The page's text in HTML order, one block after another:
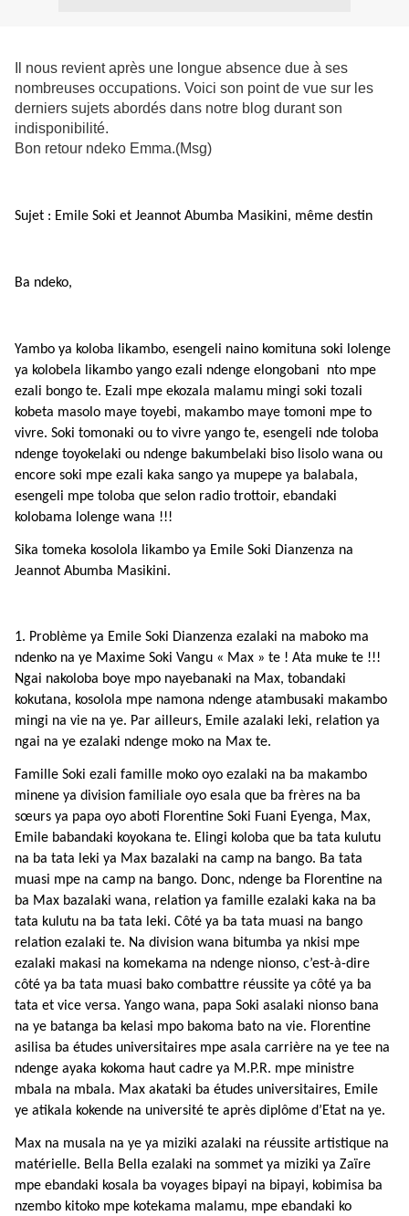
Il nous revient après une longue absence due à ses
nombreuses occupations. Voici son point de vue sur les
derniers sujets abordés dans notre blog durant son
indisponibilité.
Bon retour ndeko Emma.(Msg)
Sujet : Emile Soki et Jeannot Abumba Masikini, même destin
Ba ndeko,
Yambo ya koloba likambo, esengeli naino komituna soki lolenge
ya kolobela likambo yango ezali ndenge elongobani nto mpe
ezali bongo te. Ezali mpe ekozala malamu mingi soki tozali
kobeta masolo maye toyebi, makambo maye tomoni mpe to
vivre. Soki tomonaki ou to vivre yango te, esengeli nde toloba
ndenge toyokelaki ou ndenge bakumbelaki biso lisolo wana ou
encore soki mpe ezali kaka sango ya mupepe ya balabala,
esengeli mpe toloba que selon radio trottoir, ebandaki
kolobama lolenge wana !!!
Sika tomeka kosolola likambo ya Emile Soki Dianzenza na
Jeannot Abumba Masikini.
1. Problème ya Emile Soki Dianzenza ezalaki na maboko ma
ndenko na ye Maxime Soki Vangu « Max » te ! Ata muke te !!!
Ngai nakoloba boye mpo nayebanaki na Max, tobandaki
kokutana, kosolola mpe namona ndenge atambusaki makambo
mingi na vie na ye. Par ailleurs, Emile azalaki leki, relation ya
ngai na ye ezalaki ndenge moko na Max te.
Famille Soki ezali famille moko oyo ezalaki na ba makambo
minene ya division familiale oyo esala que ba frères na ba
sœurs ya papa oyo aboti Florentine Soki Fuani Eyenga, Max,
Emile babandaki koyokana te. Elingi koloba que ba tata kulutu
na ba tata leki ya Max bazalaki na camp na bango. Ba tata
muasi mpe na camp na bango. Donc, ndenge ba Florentine na
ba Max bazalaki wana, relation ya famille ezalaki kaka na ba
tata kulutu na ba tata leki. Côté ya ba tata muasi na bango
relation ezalaki te. Na division wana bitumba ya nkisi mpe
ezalaki makasi na komekama na ndenge nionso, c’est-à-dire
côté ya ba tata muasi bako combattre réussite ya côté ya ba
tata et vice versa. Yango wana, papa Soki asalaki nionso bana
na ye batanga ba kelasi mpo bakoma bato na vie. Florentine
asilisa ba études universitaires mpe asala carrière na ye tee na
ndenge ayaka kokoma haut cadre ya M.P.R. mpe ministre
mbala na mbala. Max akataki ba études universitaires, Emile
ye atikala kokende na université te après diplôme d’Etat na ye.
Max na musala na ye ya miziki azalaki na réussite artistique na
matérielle. Bella Bella ezalaki na sommet ya miziki ya Zaïre
mpe ebandaki kosala ba voyages bipayi na bipayi, kobimisa ba
nzembo kitoko mpe kotekama malamu, mpe ebandaki ko